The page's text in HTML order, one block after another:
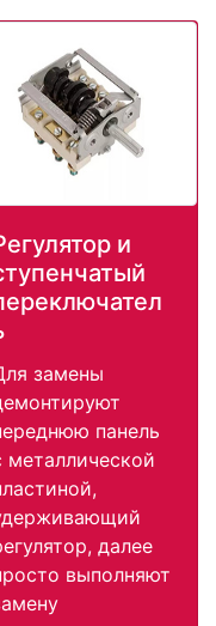
и
замены
панель
металлической
далее
выполняют